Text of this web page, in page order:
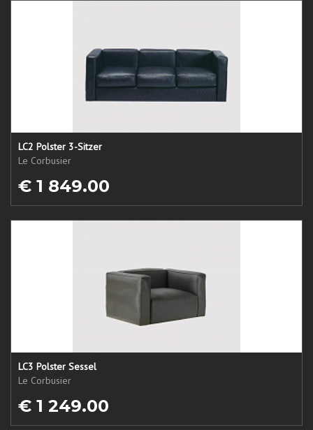
LC2 Polster 3-Sitzer
Le Corbusier
€ 1 849.00
LC3 Polster Sessel
Le Corbusier
€ 1 249.00